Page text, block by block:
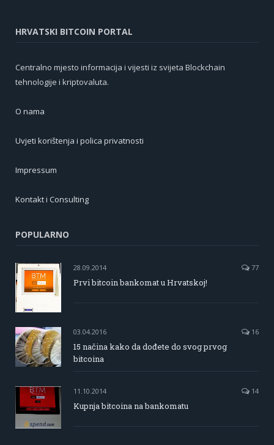
HRVATSKI BITCOIN PORTAL
Centralno mjesto informacija i vijesti iz svijeta Blockchain
tehnologije i kriptovaluta.
O nama
Uvjeti korištenja i polica privatnosti
Impressum
Kontakt i Consulting
POPULARNO
28.09.2014 77
Prvi bitcoin bankomat u Hrvatskoj!
03.04.2016 16
15 načina kako da dođete do svog prvog
bitcoina
11.10.2014 14
Kupnja bitcoina na bankomatu